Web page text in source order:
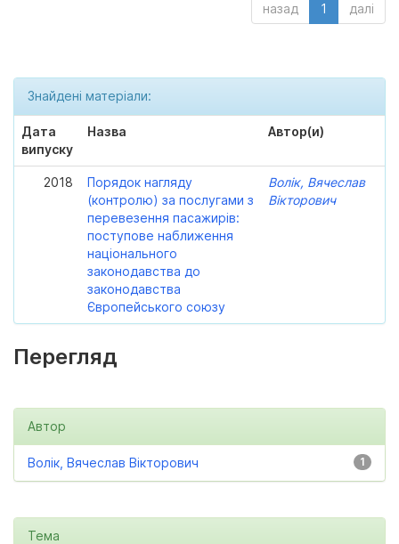
назад 1 далі
Знайдені матеріали:
Дата
випуску
Назва Автор(и)
2018
Порядок нагляду
(контролю) за послугами з
перевезення пасажирів:
поступове наближення
національного
законодавства до
законодавства
Європейського союзу
Волік, Вячеслав
Вікторович
Перегляд
Автор
1
Волік, Вячеслав Вікторович
Тема